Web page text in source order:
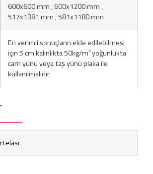
600x600 mm , 600x1200 mm ,
517x1381 mm , 581x1180 mm
En verimli sonuçların elde edilebilmesi
için 5 cm kalınlıkta 50kg/m³ yoğunlukta
cam yünü veya taş yünü plaka ile
kullanılmalıdır.